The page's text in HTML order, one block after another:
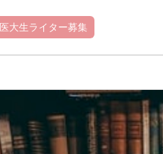
医大生ライター募集